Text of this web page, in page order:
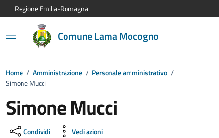
Vai al contenuto principale
Vai alla navigazione del sito
Vai al piede di pagina
Regione Emilia-Romagna
Comune Lama Mocogno
Home / Amministrazione / Personale amministrativo /
Simone Mucci
Simone Mucci
Condividi Vedi azioni